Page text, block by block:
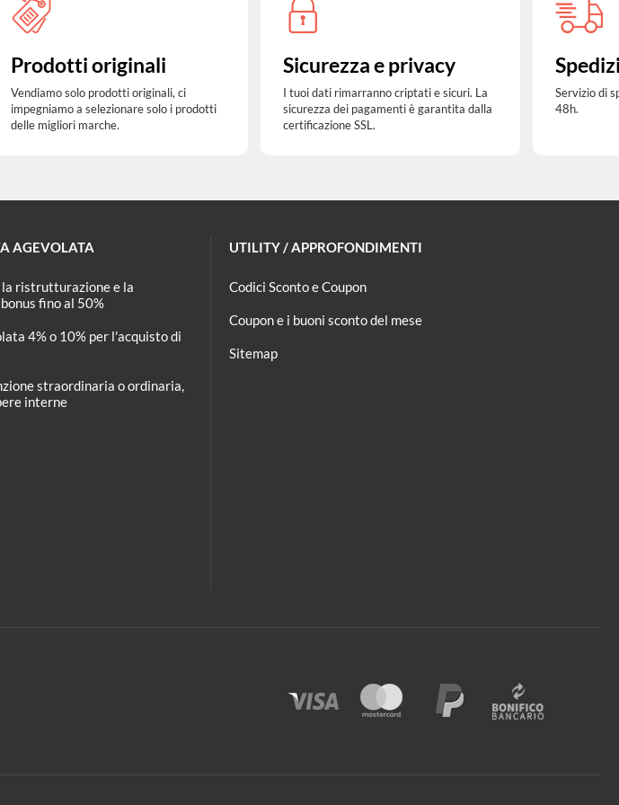
Prodotti originali
Vendiamo solo prodotti originali, ci
impegniamo a selezionare solo i prodotti
delle migliori marche.
Sicurezza e privacy
I tuoi dati rimarranno criptati e sicuri. La
sicurezza dei pagamenti è garantita dalla
certificazione SSL.
Servizio di
48h.
AGEVOLATA
ristrutturazione e la
fino al 50%
4% o 10% per l'acquisto di
straordinaria o ordinaria,
interne
UTILITY / APPROFONDIMENTI
Codici Sconto e Coupon
Coupon e i buoni sconto del mese
Sitemap